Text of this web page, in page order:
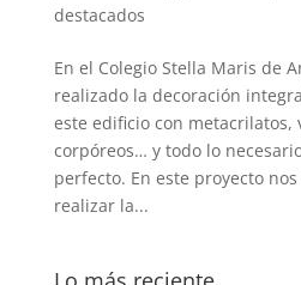
destacados
En el Colegio Stella Maris de
realizado la decoración
este edificio con metacrilatos,
corpóreos… y todo lo
perfecto. En este proyecto
realizar la...